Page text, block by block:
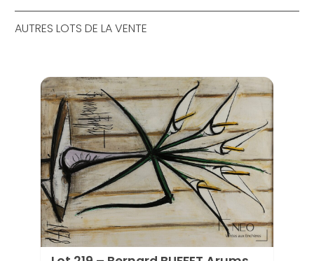
AUTRES LOTS DE LA VENTE